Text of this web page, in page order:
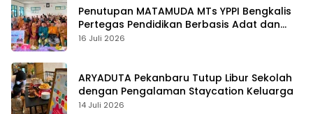
Penutupan MATAMUDA MTs YPPI Bengkalis
Pertegas Pendidikan Berbasis Adat dan
Karakter
16 Juli 2026
ARYADUTA Pekanbaru Tutup Libur Sekolah
dengan Pengalaman Staycation Keluarga
14 Juli 2026